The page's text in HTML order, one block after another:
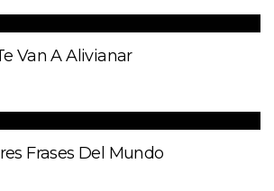
Van A Alivianar
Frases Del Mundo